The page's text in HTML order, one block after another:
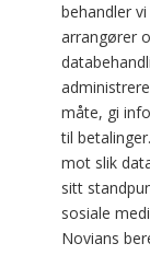
behandler
arrangører
måte, gi
til
mot slik
sitt
sosiale
Novians